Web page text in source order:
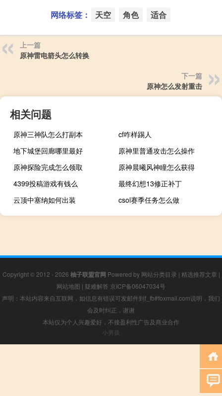
网络标签： 天空 角色 适合
上一篇
原神雷电箭头怎么转换
下一篇
原神怎么发射重击
相关问题
原神三神队怎么打副本
cf咋样踢人
地下城堡回廊哪里最好
原神里普通攻击怎么操作
原神探险完成怎么领取
原神晨曦风神瞳怎么获得
4399投稿游戏有钱么
最终幻想13修正补丁
云顶中塞纳如何出装
csol赛季任务怎么做
Copyright © 2012 - 2026 柚子联盟官网 Powered by 网站分类目录 | 精选推荐文章 |
网站地图 | 疑难解答 京ICP备06047034号
声明：本站内容来自互联网，如信息有错误可发邮件到f_fb#foxmail.com说明，我们
会及时纠正，谢谢
本站仅为个人兴趣爱好，不接盈利性广告及商业合作
小男孩